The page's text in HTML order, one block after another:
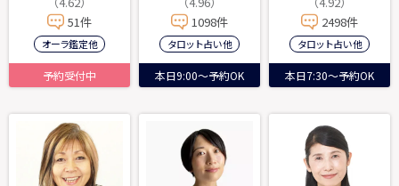
51件
オーラ鑑定 他
予約受付中
1098件
タロット占い 他
本日9:00～予約OK
2498件
タロット占い 他
本日7:30～予約OK